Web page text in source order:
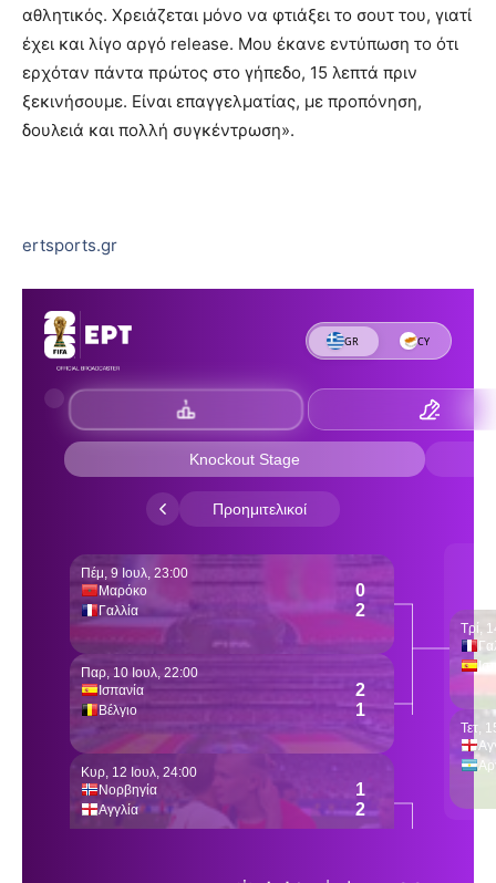
αθλητικός. Χρειάζεται μόνο να φτιάξει το σουτ του, γιατί
έχει και λίγο αργό release. Μου έκανε εντύπωση το ότι
ερχόταν πάντα πρώτος στο γήπεδο, 15 λεπτά πριν
ξεκινήσουμε. Είναι επαγγελματίας, με προπόνηση,
δουλειά και πολλή συγκέντρωση».
ertsports.gr